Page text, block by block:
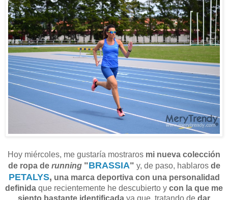
Hoy miércoles, me gustaría mostraros mi nueva colección
de ropa derunning "BRASSIA" y, de paso, hablaros de
PETALYS, una marca deportiva con una personalidad
definida que recientemente he descubierto y con la que me
siento bastante identificada ya que, tratando de dar